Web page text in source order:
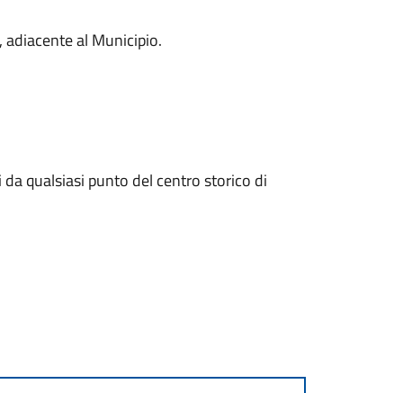
al Municipio.
qualsiasi punto del centro storico di